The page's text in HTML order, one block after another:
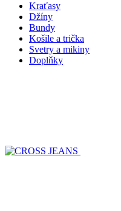
Kraťasy
Džíny
Bundy
Košile a trička
Svetry a mikiny
Doplňky